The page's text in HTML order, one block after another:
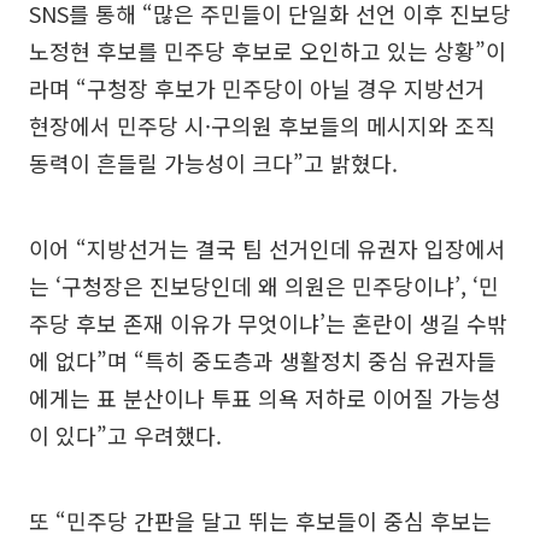
SNS를 통해 “많은 주민들이 단일화 선언 이후 진보당
노정현 후보를 민주당 후보로 오인하고 있는 상황”이
라며 “구청장 후보가 민주당이 아닐 경우 지방선거
현장에서 민주당 시·구의원 후보들의 메시지와 조직
동력이 흔들릴 가능성이 크다”고 밝혔다.
이어 “지방선거는 결국 팀 선거인데 유권자 입장에서
는 ‘구청장은 진보당인데 왜 의원은 민주당이냐’, ‘민
주당 후보 존재 이유가 무엇이냐’는 혼란이 생길 수밖
에 없다”며 “특히 중도층과 생활정치 중심 유권자들
에게는 표 분산이나 투표 의욕 저하로 이어질 가능성
이 있다”고 우려했다.
또 “민주당 간판을 달고 뛰는 후보들이 중심 후보는